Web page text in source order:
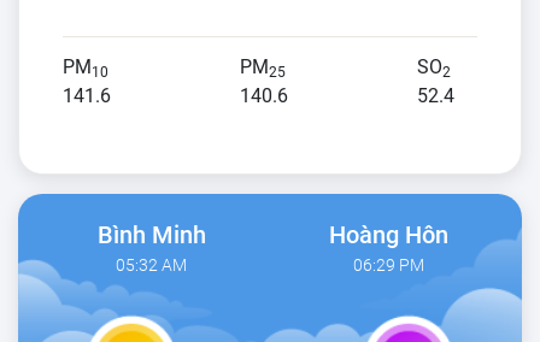
PM10
141.6
PM25
140.6
SO2
52.4
Bình Minh
05:32 AM
Hoàng Hôn
06:29 PM